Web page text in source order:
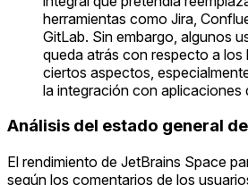
herramientas como Jira,
GitLab. Sin embargo, algunos
queda atrás con respecto a los
ciertos aspectos,
la integración con aplicaciones
Análisis del estado general
El rendimiento de JetBrains Space
según los comentarios de los